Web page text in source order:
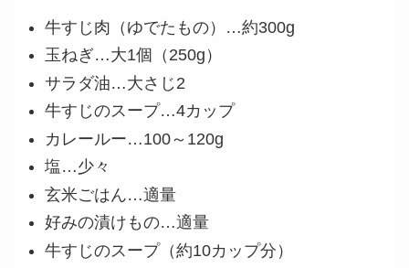
牛すじ肉（ゆでたもの）…約300g
玉ねぎ…大1個（250g）
サラダ油…大さじ2
牛すじのスープ…4カップ
カレールー…100～120g
塩…少々
玄米ごはん…適量
好みの漬けもの…適量
牛すじのスープ（約10カップ分）